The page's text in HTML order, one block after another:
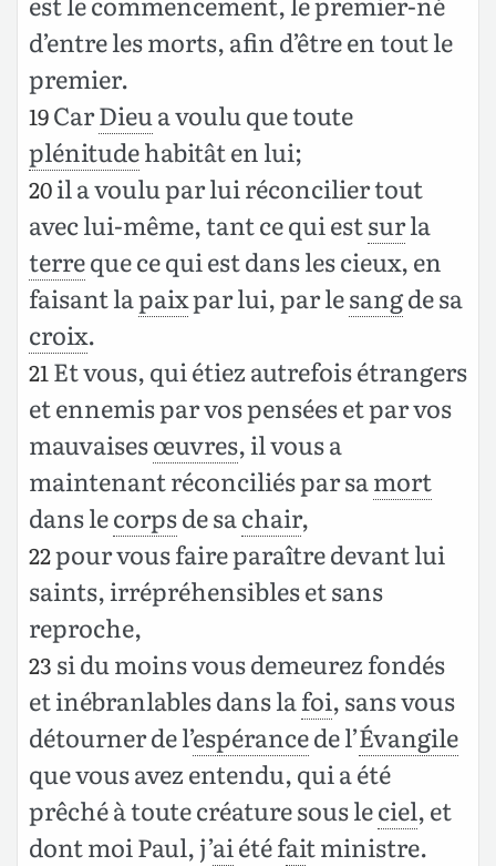
d’entre les morts, afin d’être en tout le
premier.
19CarDieua voulu que toute
plénitudehabitât en lui;
20il a voulu par lui réconcilier tout
avec lui-même, tant ce qui estsurla
terreque ce qui est dans les cieux, en
faisant lapaixpar lui, par lesangde sa
croix.
21 Et vous, qui étiez autrefois étrangers
et ennemis par vos pensées et par vos
mauvaisesœuvres, il vous a
maintenant réconciliés par samort
dans lecorpsde sachair,
22pour vous faire paraître devant lui
saints, irrépréhensibles et sans
reproche,
23 si du moins vous demeurez fondés
et inébranlables dans lafoi, sans vous
détourner de l’espérancede l’Évangile
que vous avez entendu, qui a été
prêché à toute créature sous leciel, et
dont moi Paul, j’aiété fait ministre.